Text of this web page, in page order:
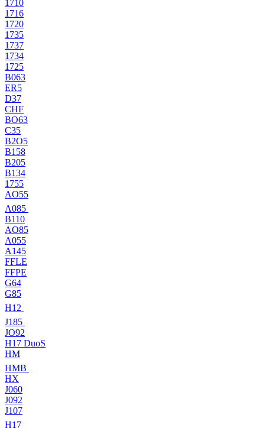
1710
1716
1720
1735
1737
1734
1725
B063
ER5
D37
CHF
BO63
C35
B2O5
B158
B205
B134
1755
AO55
A085
B110
AO85
A055
A145
FFLE
FFPE
G64
G85
H12
J185
JO92
H17 DuoS
HM
HMB
HX
J060
J092
J107
H17